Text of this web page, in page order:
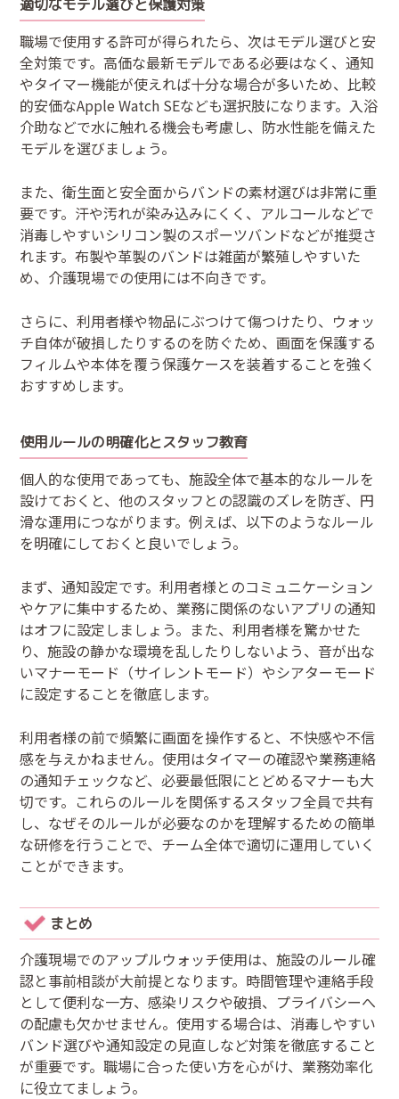
適切なモデル選びと保護対策
職場で使用する許可が得られたら、次はモデル選びと安
全対策です。高価な最新モデルである必要はなく、通知
やタイマー機能が使えれば十分な場合が多いため、比較
的安価なApple Watch SEなども選択肢になります。入浴
介助などで水に触れる機会も考慮し、防水性能を備えた
モデルを選びましょう。
また、衛生面と安全面からバンドの素材選びは非常に重
要です。汗や汚れが染み込みにくく、アルコールなどで
消毒しやすいシリコン製のスポーツバンドなどが推奨さ
れます。布製や革製のバンドは雑菌が繁殖しやすいた
め、介護現場での使用には不向きです。
さらに、利用者様や物品にぶつけて傷つけたり、ウォッ
チ自体が破損したりするのを防ぐため、画面を保護する
フィルムや本体を覆う保護ケースを装着することを強く
おすすめします。
使用ルールの明確化とスタッフ教育
個人的な使用であっても、施設全体で基本的なルールを
設けておくと、他のスタッフとの認識のズレを防ぎ、円
滑な運用につながります。例えば、以下のようなルール
を明確にしておくと良いでしょう。
まず、通知設定です。利用者様とのコミュニケーション
やケアに集中するため、業務に関係のないアプリの通知
はオフに設定しましょう。また、利用者様を驚かせた
り、施設の静かな環境を乱したりしないよう、音が出な
いマナーモード（サイレントモード）やシアターモード
に設定することを徹底します。
利用者様の前で頻繁に画面を操作すると、不快感や不信
感を与えかねません。使用はタイマーの確認や業務連絡
の通知チェックなど、必要最低限にとどめるマナーも大
切です。これらのルールを関係するスタッフ全員で共有
し、なぜそのルールが必要なのかを理解するための簡単
な研修を行うことで、チーム全体で適切に運用していく
ことができます。
まとめ
介護現場でのアップルウォッチ使用は、施設のルール確
認と事前相談が大前提となります。時間管理や連絡手段
として便利な一方、感染リスクや破損、プライバシーへ
の配慮も欠かせません。使用する場合は、消毒しやすい
バンド選びや通知設定の見直しなど対策を徹底すること
が重要です。職場に合った使い方を心がけ、業務効率化
に役立てましょう。